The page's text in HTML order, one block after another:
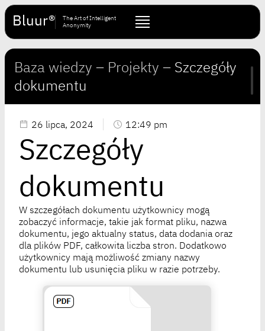
Bluur®
The Art of Intelligent
Anonymity
Baza wiedzy – Projekty – Szczegóły
dokumentu
26 lipca, 2024 12:49 pm
Szczegóły
dokumentu
W szczegółach dokumentu użytkownicy mogą
zobaczyć informacje, takie jak format pliku, nazwa
dokumentu, jego aktualny status, data dodania oraz
dla plików PDF, całkowita liczba stron. Dodatkowo
użytkownicy mają możliwość zmiany nazwy
dokumentu lub usunięcia pliku w razie potrzeby.